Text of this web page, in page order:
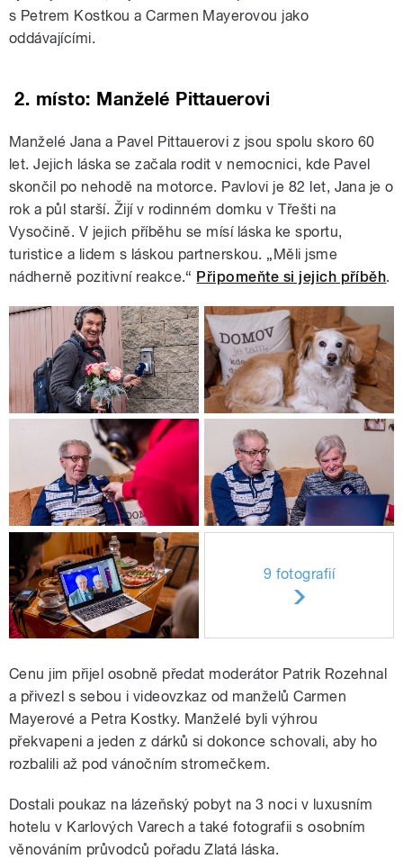
s Petrem Kostkou a Carmen Mayerovou jako
oddávajícími.
2. místo: Manželé Pittauerovi
Manželé Jana a Pavel Pittauerovi z jsou spolu skoro 60
let. Jejich láska se začala rodit v nemocnici, kde Pavel
skončil po nehodě na motorce. Pavlovi je 82 let, Jana je o
rok a půl starší. Žijí v rodinném domku v Třešti na
Vysočině. V jejich příběhu se mísí láska ke sportu,
turistice a lidem s láskou partnerskou. „Měli jsme
nádherně pozitivní reakce.“ Připomeňte si jejich příběh.
9 fotografií
Cenu jim přijel osobně předat moderátor Patrik Rozehnal
a přivezl s sebou i videovzkaz od manželů Carmen
Mayerové a Petra Kostky. Manželé byli výhrou
překvapeni a jeden z dárků si dokonce schovali, aby ho
rozbalili až pod vánočním stromečkem.
Dostali poukaz na lázeňský pobyt na 3 noci v luxusním
hotelu v Karlových Varech a také fotografii s osobním
věnováním průvodců pořadu Zlatá láska.